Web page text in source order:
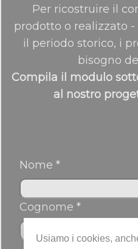
Per ricostruire il
prodotto o realizzato
il periodo storico, i
bisogno
Compila il modulo
al nostro
Nome *
Cognome *
Usiamo i cookies,